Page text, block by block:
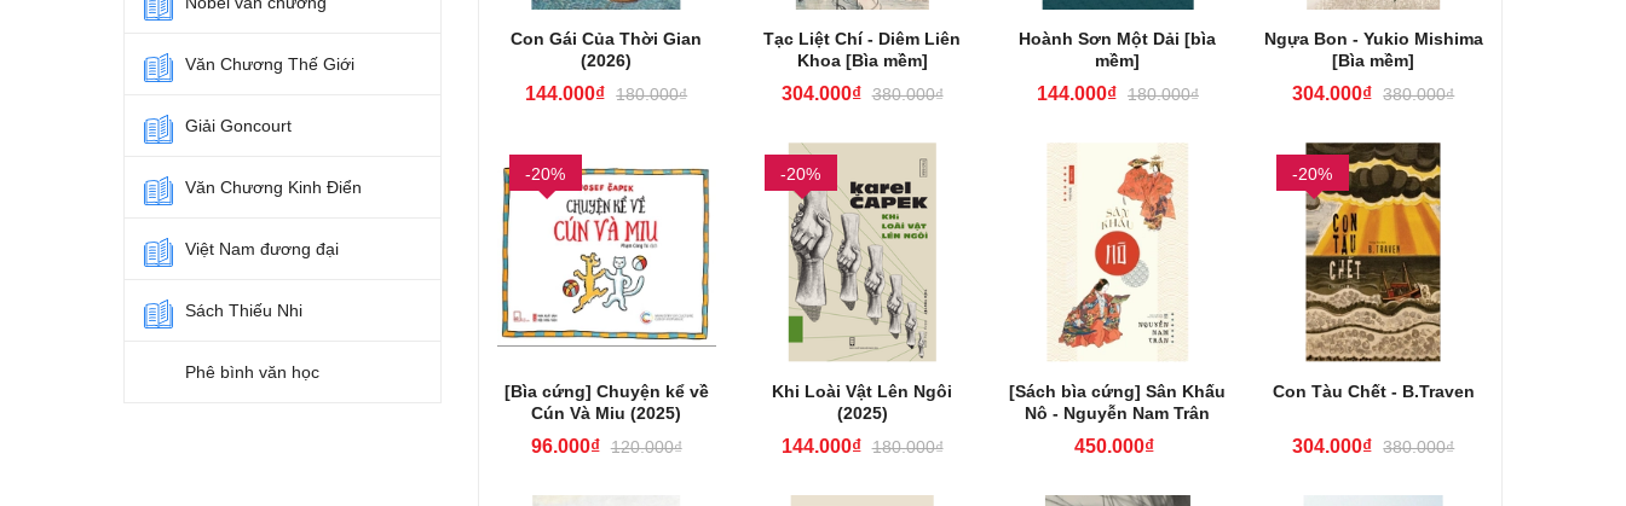
Văn Chương Thế Giới
Giải Goncourt
Văn Chương Kinh Điển
Việt Nam đương đại
Sách Thiếu Nhi
Phê bình văn học
Con Gái Của Thời Gian
(2026)
144.000₫ 180.000₫
Tạc Liệt Chí - Diêm Liên
Khoa [Bìa mềm]
304.000₫ 380.000₫
Hoành Sơn Một Dải [bìa
mềm]
144.000₫ 180.000₫
Ngựa Bon - Yukio Mishima
[Bìa mềm]
304.000₫ 380.000₫
-20%
[Bìa cứng] Chuyện kể về
Cún Và Miu (2025)
96.000₫ 120.000₫
-20%
Khi Loài Vật Lên Ngôi
(2025)
144.000₫ 180.000₫
[Sách bìa cứng] Sân Khấu
Nô - Nguyễn Nam Trân
450.000₫
-20%
Con Tàu Chết - B.Traven
304.000₫ 380.000₫